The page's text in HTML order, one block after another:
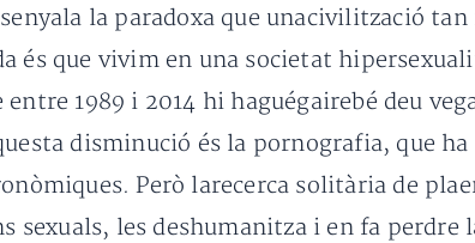
la paradoxa que unacivilització
és que vivim en una societat
entre 1989 i 2014 hi haguégairebé deu
disminució és la pornografia, que
Però larecerca solitària de
sexuals, les deshumanitza i en fa